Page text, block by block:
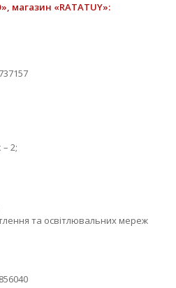
магазин «RATATUY»:
2;
та освітлювальних мереж